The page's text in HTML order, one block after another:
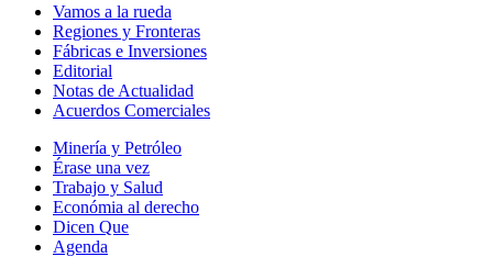
Vamos a la rueda
Regiones y Fronteras
Fábricas e Inversiones
Editorial
Notas de Actualidad
Acuerdos Comerciales
Minería y Petróleo
Érase una vez
Trabajo y Salud
Económia al derecho
Dicen Que
Agenda